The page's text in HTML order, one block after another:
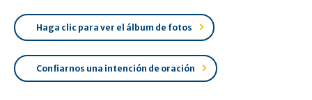
Haga clic para ver el álbum de fotos
Confiarnos una intención de oración